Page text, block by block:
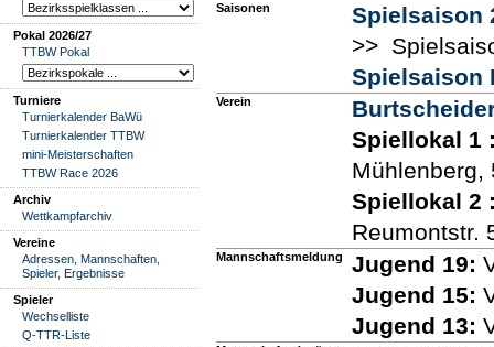
Pokal 2026/27
TTBW Pokal
Turniere
Turnierkalender BaWü
Turnierkalender TTBW
mini-Meisterschaften
TTBW Race 2026
Archiv
Wettkampfarchiv
Vereine
Adressen, Mannschaften,
Spieler, Ergebnisse
Spieler
Wechselliste
Q-TTR-Liste
Saisonen
Spielsaison
>>
Spielsaison
Verein
Spiellokal 1
Mühlenberg,
Spiellokal 2
Reumontstr.
Mannschaftsmeldung Jugend 19:
Jugend 15:
Jugend 13: